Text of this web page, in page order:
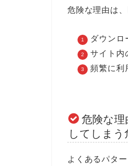
危険な理由は、
ダウンロ
サイト内
頻繁に利
危険な
してしまう
よくあるパタ